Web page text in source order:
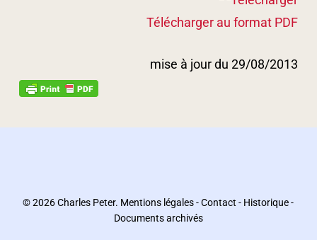
Télécharger au format PDF
mise à jour du 29/08/2013
© 2026 Charles Peter. Mentions légales-Contact - Historique-
Documents archivés